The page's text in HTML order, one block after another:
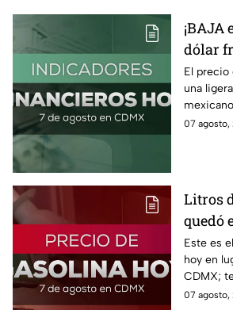
¡BAJA
dólar
hoy!
2026
El precio
una
petróleo
07 agosto,
Litros
quedó
Este es
hoy en
CDMX;
07 agosto,